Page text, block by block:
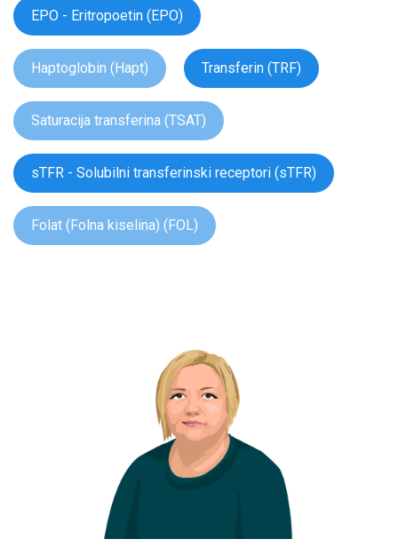
EPO - Eritropoetin (EPO)
Haptoglobin (Hapt) Transferin (TRF)
Saturacija transferina (TSAT)
sTFR - Solubilni transferinski receptori (sTFR)
Folat (Folna kiselina) (FOL)